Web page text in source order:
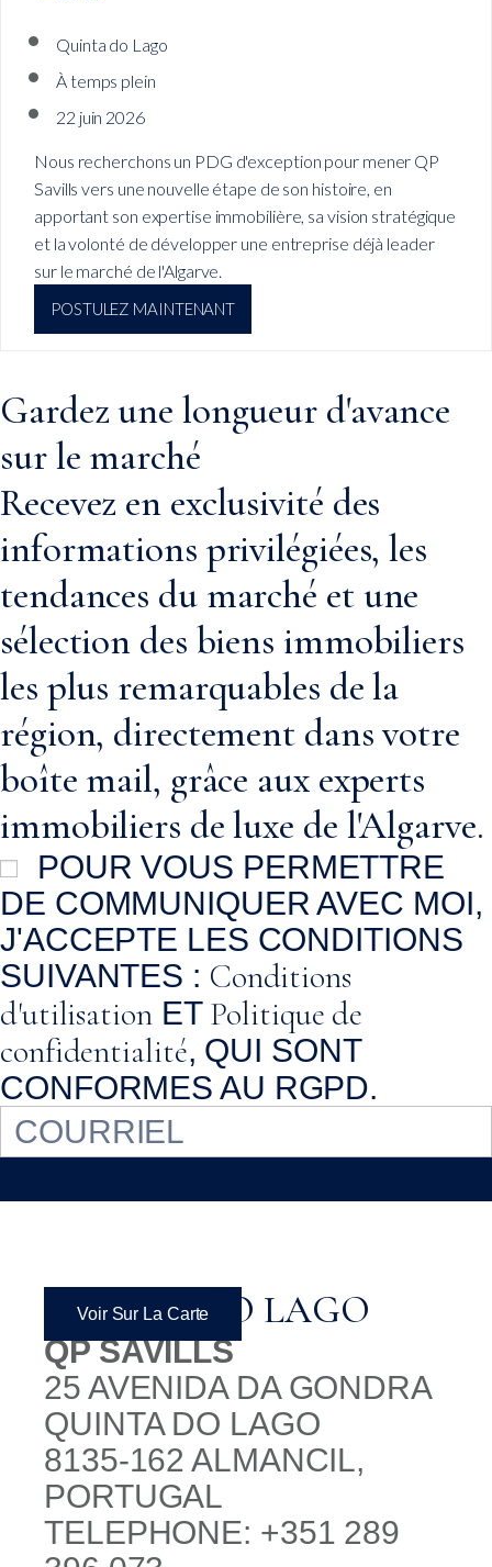
Quinta do Lago
À temps plein
22 juin 2026
Nous recherchons un PDG d'exception pour mener QP
Savills vers une nouvelle étape de son histoire, en
apportant son expertise immobilière, sa vision stratégique
et la volonté de développer une entreprise déjà leader
sur le marché de l'Algarve.
POSTULEZ MAINTENANT
Gardez une longueur d'avance
sur le marché
Recevez en exclusivité des
informations privilégiées, les
tendances du marché et une
sélection des biens immobiliers
les plus remarquables de la
région, directement dans votre
boîte mail, grâce aux experts
immobiliers de luxe de l'Algarve.
POUR VOUS PERMETTRE
DE COMMUNIQUER AVEC MOI,
J'ACCEPTE LES CONDITIONS
SUIVANTES : Conditions
d'utilisation ET Politique de
confidentialité, QUI SONT
CONFORMES AU RGPD.